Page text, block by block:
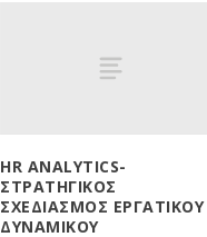
HR ANALYTICS-
ΣΤΡΑΤΗΓΙΚΟΣ
ΣΧΕΔΙΑΣΜΟΣ ΕΡΓΑΤΙΚΟΥ
ΔΥΝΑΜΙΚΟΥ